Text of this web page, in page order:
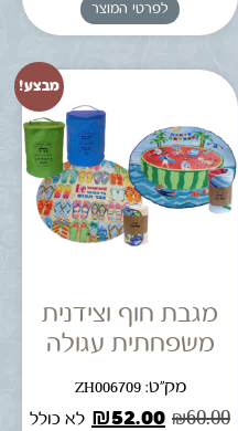
לפרטי המוצר
מבצע!
מגבת חוף וצידנית
משפחתית עגולה
מק"ט: ZH006709
₪60.00
₪52.00
לא כולל